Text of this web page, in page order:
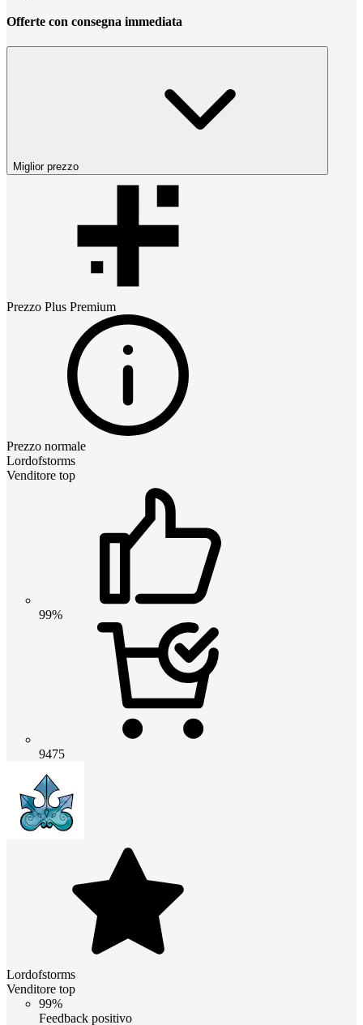
Offerte con consegna immediata
Miglior prezzo
Prezzo Plus Premium
Prezzo normale
Lordofstorms
Venditore top
99%
9475
Lordofstorms
Venditore top
99%
Feedback positivo